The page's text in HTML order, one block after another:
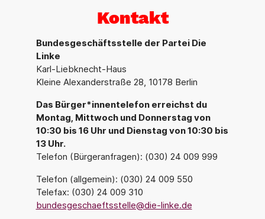
Kontakt
Bundesgeschäftsstelle der Partei Die
Linke
Karl-Liebknecht-Haus
Kleine Alexanderstraße 28, 10178 Berlin
Das Bürger*innentelefon erreichst du
Montag, Mittwoch und Donnerstag von
10:30 bis 16 Uhr und Dienstag von 10:30 bis
13 Uhr.
Telefon (Bürgeranfragen): (030) 24 009 999
Telefon (allgemein): (030) 24 009 550
Telefax: (030) 24 009 310
bundesgeschaeftsstelle@die-linke.de